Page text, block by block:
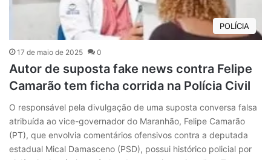
POLÍCIA
17 de maio de 2025 0
Autor de suposta fake news contra Felipe
Camarão tem ficha corrida na Polícia Civil
O responsável pela divulgação de uma suposta conversa falsa
atribuída ao vice-governador do Maranhão, Felipe Camarão
(PT), que envolvia comentários ofensivos contra a deputada
estadual Mical Damasceno (PSD), possui histórico policial por